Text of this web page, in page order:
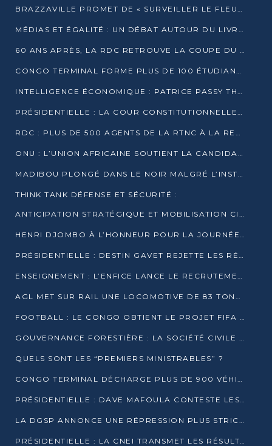
BRAZZAVILLE PROMET DE « SURVEILLER LE FLEUVE » APRÈS LA QUALIFICATION DE LA RDC AU MONDIAL
MÉDIAS ET ÉGALITÉ : UN DÉBAT AUTOUR DU LIVRE « CES FEMMES QUI REPRENNENT LE POUVOIR SUR LEUR VIE »
60 ANS APRÈS, LA RDC RETROUVE LA COUPE DU MONDE
CONGO TERMINAL FORME PLUS DE 100 ÉTUDIANTS AUX TECHNIQUES D’EMBAUCHE
INTELLIGENCE ÉCONOMIQUE : PATRICE PASSY THÉORISE UNE STRATÉGIE ADAPTÉE AUX CONTEXTES FRAGMENTÉS
PRÉSIDENTIELLE : LA COUR CONSTITUTIONNELLE CONFIRME LA VICTOIRE DE SASSOU NGUESSO AVEC 94,90 % DES SUFFRAGES
RDC : PLUS DE 500 AGENTS DE LA RTNC À LA RETRAITE, UNE PAGE SE TOURNE
ONU : L’UNION AFRICAINE SOUTIENT LA CANDIDATURE DE MACKY SALL
MADIBOU PLONGÉ DANS LE NOIR MALGRÉ L’INSTALLATION D’UN NOUVEAU TRANSFORMATEUR
THINK TANK DÉFENSE ET SÉCURITÉ :
ANTICIPATION STRATÉGIQUE ET MOBILISATION CITOYENNE POUR NOTRE SOUVERAINETÉ NATIONALE
HENRI DJOMBO À L’HONNEUR POUR LA JOURNÉE MONDIALE DU THÉÂTRE
PRÉSIDENTIELLE : DESTIN GAVET REJETTE LES RÉSULTATS ET APPELLE À UN DIALOGUE NATIONAL
ENSEIGNEMENT : L’ENFICE LANCE LE RECRUTEMENT DE SA PREMIÈRE PROMOTION DE PROFESSEURS DES ÉCOLES
AGL MET SUR RAIL UNE LOCOMOTIVE DE 83 TONNES À POINTE-NOIRE
FOOTBALL : LE CONGO OBTIENT LE PROJET FIFA ARENA POUR SES 15 DÉPARTEMENTS
GOUVERNANCE FORESTIÈRE : LA SOCIÉTÉ CIVILE CONGOLAISE AFFICHE SES PRIORITÉS POUR 2026
QUELS SONT LES “PREMIERS MINISTRABLES” ?
CONGO TERMINAL DÉCHARGE PLUS DE 900 VÉHICULES EN QUELQUES HEURES
PRÉSIDENTIELLE : DAVE MAFOULA CONTESTE LES RÉSULTATS PROVISOIRES
LA DGSP ANNONCE UNE RÉPRESSION PLUS STRICTE CONTRE LES MOTO-TAXIS
PRÉSIDENTIELLE : LA CNEI TRANSMET LES RÉSULTATS PROVISOIRES À LA COUR CONSTITUTIONNELLE